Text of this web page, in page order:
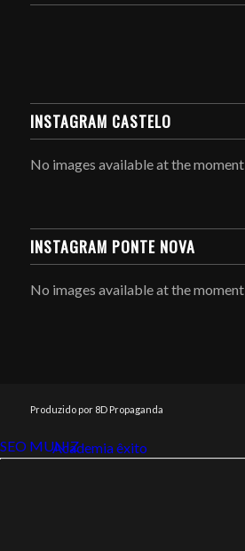
INSTAGRAM CASTELO
No images available at the moment
INSTAGRAM PONTE NOVA
No images available at the moment
Produzido por 8D Propaganda
SEO MUNIZ
Link112Academia êxito